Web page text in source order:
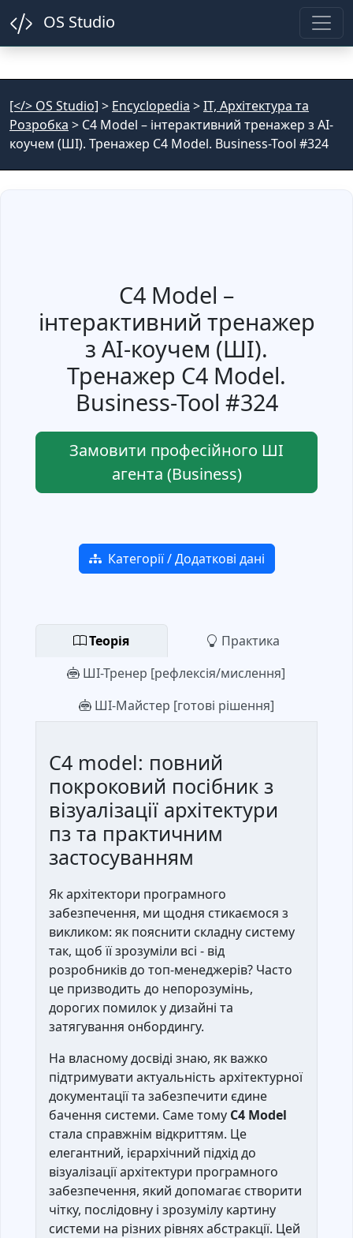
OS Studio
[</> OS Studio] > Encyclopedia >IT, Архітектура та
Розробка > C4 Model – інтерактивний тренажер з AI-
коучем (ШІ). Тренажер C4 Model. Business-Tool #324
C4 Model –
інтерактивний тренажер
з AI-коучем (ШІ).
Тренажер C4 Model.
Business-Tool #324
Замовити професійного ШІ
агента (Business)
Категорії / Додаткові дані
Теорія
Практика
ШІ-Тренер [рефлексія/мислення]
ШІ-Майстер [готові рішення]
C4 model: повний
покроковий посібник з
візуалізації архітектури
пз та практичним
застосуванням
Як архітектори програмного
забезпечення, ми щодня стикаємося з
викликом: як пояснити складну систему
так, щоб її зрозуміли всі - від
розробників до топ-менеджерів? Часто
це призводить до непорозумінь,
дорогих помилок у дизайні та
затягування онбордингу.
На власному досвіді знаю, як важко
підтримувати актуальність архітектурної
документації та забезпечити єдине
бачення системи. Саме тому C4 Model
стала справжнім відкриттям. Це
елегантний, ієрархічний підхід до
візуалізації архітектури програмного
забезпечення, який допомагає створити
чітку, послідовну і зрозумілу картину
системи на різних рівнях абстракції. Цей